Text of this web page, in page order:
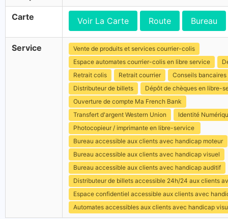
Carte Voir La Carte Route Bureau
Service
Vente de produits et services courrier-colis
Espace automates courrier-colis en libre service
Retrait colis
Retrait courrier
Conseils bancaires
Distributeur de billets
Dépôt de chèques en libre-
Ouverture de compte Ma French Bank
Transfert d'argent Western Union
Identité
Photocopieur / imprimante en libre-service
Bureau accessible aux clients avec handicap moteur
Bureau accessible aux clients avec handicap visuel
Bureau accessible aux clients avec handicap auditif
Distributeur de billets accessible 24h/24 aux clients
Espace confidentiel accessible aux clients avec
Automates accessibles aux clients avec handicap